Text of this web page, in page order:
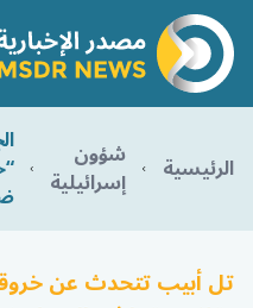
الرئيسية شؤون
إسرائيلية
تل أبيب تتحدث عن